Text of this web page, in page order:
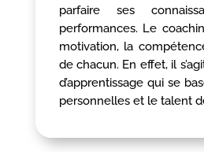
parfaire ses
performances. Le
motivation, la
de chacun. En effet, il
d’apprentissage qui se
personnelles et le talent